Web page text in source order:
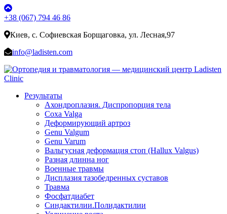
+38 (067) 794 46 86
Киев, с. Софиевская Борщаговка, ул. Лесная,97
info@ladisten.com
Результаты
Ахондроплазия. Диспропорция тела
Coxa Valga
Деформирующий артроз
Genu Valgum
Genu Varum
Вальгусная деформация стоп (Hallux Valgus)
Разная длинна ног
Военные травмы
Дисплазия тазобедренных суставов
Травма
Фосфатдиабет
Синдактилии.Полидактилии